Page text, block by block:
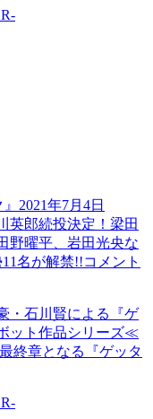
2021年7月4日
英郎続投決定！梁田
野曜平、岩田光央な
名が解禁!!コメント
・石川賢による『ゲ
ット作品シリーズ≪
終章となる『ゲッタ